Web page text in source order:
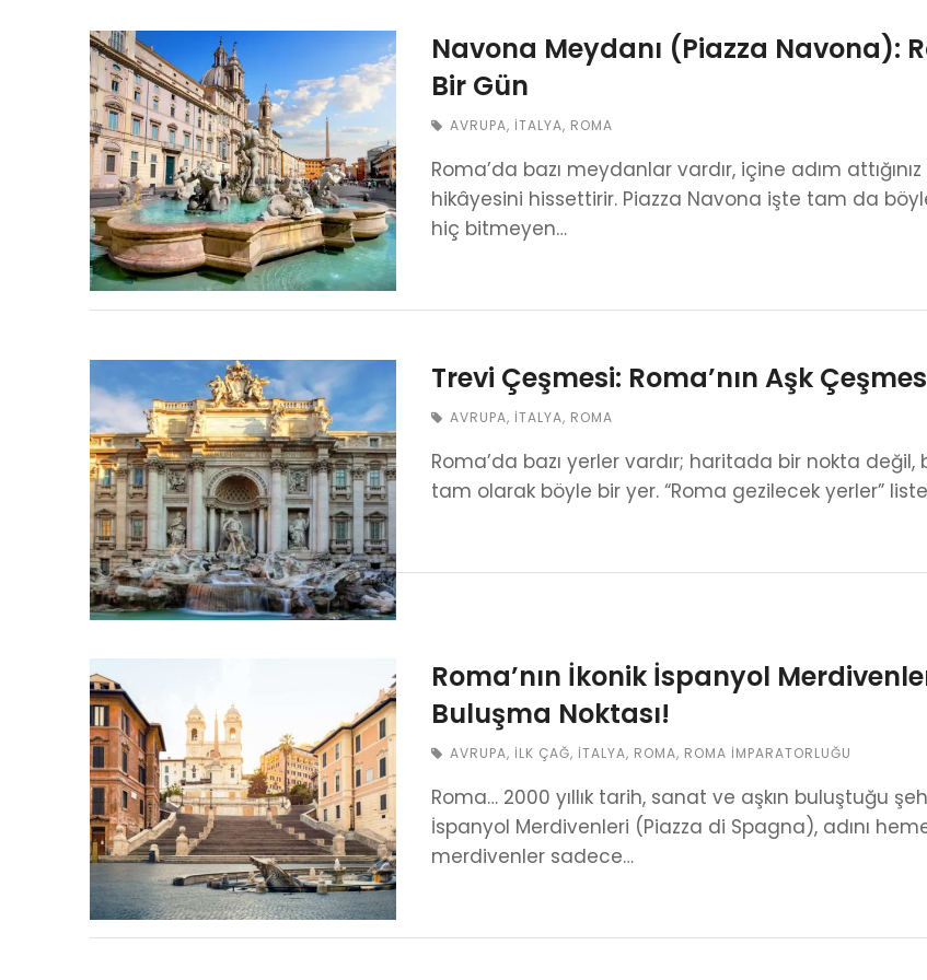
Navona Meydanı (Piazza Navona):
Bir Gün
AVRUPA, İTALYA, ROMA
Roma’da bazı meydanlar vardır, içine adım
hikâyesini hissettirir. Piazza Navona işte tam da
hiç bitmeyen…
Trevi Çeşmesi: Roma’nın Aşk
AVRUPA, İTALYA, ROMA
Roma’da bazı yerler vardır; haritada bir nokta değil,
tam olarak böyle bir yer. “Roma gezilecek yerler”
Roma’nın İkonik İspanyol
Buluşma Noktası!
AVRUPA, İLK ÇAĞ, İTALYA, ROMA, ROMA İMPARATORLUĞU
Roma… 2000 yıllık tarih, sanat ve aşkın buluştuğu
İspanyol Merdivenleri (Piazza di Spagna), adını
merdivenler sadece…